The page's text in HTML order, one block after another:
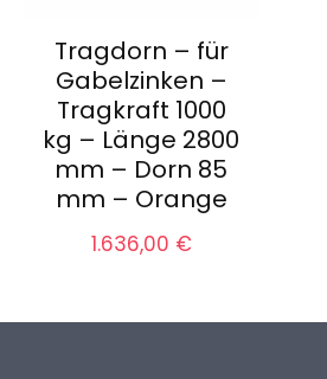
Tragdorn – für
Gabelzinken –
Tragkraft 1000
kg – Länge 2800
mm – Dorn 85
mm – Orange
1.636,00 €